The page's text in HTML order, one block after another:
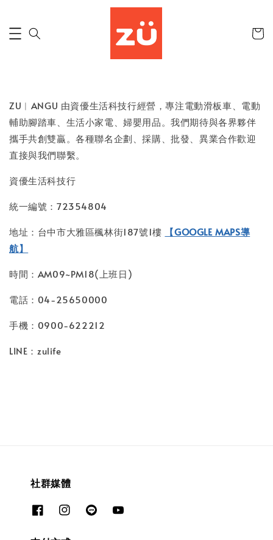
ZU︱ANGU 由資優生活科技行經營，專注電動滑板車、電動
輔助腳踏車、生活小家電、婦嬰用品。我們期待與各界夥伴
攜手共創雙贏。各種聯名企劃、採購、批發、異業合作歡迎
直接與我們聯繫。
資優生活科技行
統一編號：72354804
地址：台中市大雅區楓林街187號1樓
【GOOGLE MAPS導
航】
時間：AM09~PM18(上班日)
電話：04-25650000
手機：0900-622212
LINE：zulife
社群媒體